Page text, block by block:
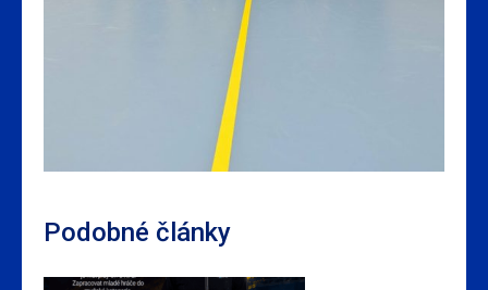
Podobné články